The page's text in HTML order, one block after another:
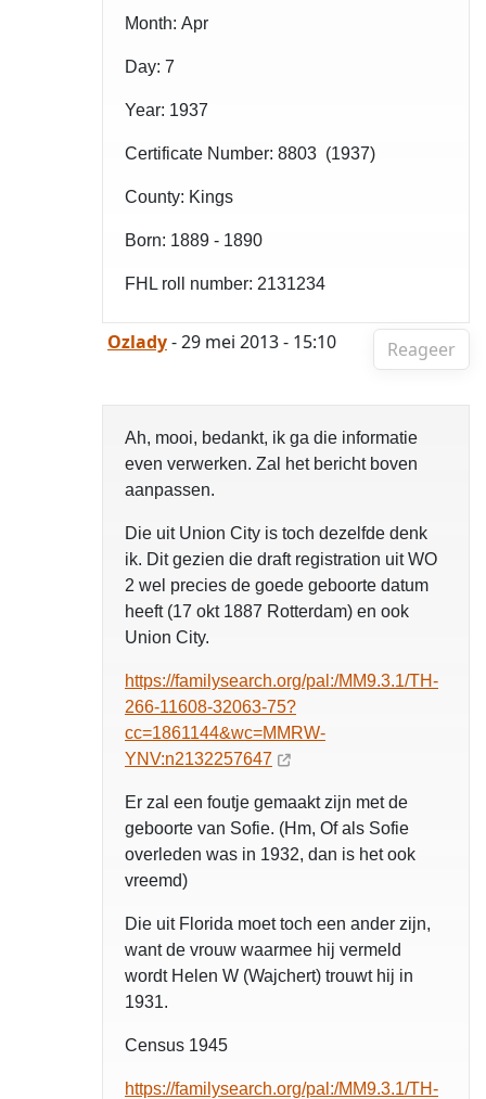
Month: Apr
Day: 7
Year: 1937
Certificate Number: 8803 (1937)
County: Kings
Born: 1889 - 1890
FHL roll number: 2131234
Reageer
Ozlady- 29 mei 2013 - 15:10
Ah, mooi, bedankt, ik ga die informatie
even verwerken. Zal het bericht boven
aanpassen.
Die uit Union City is toch dezelfde denk
ik. Dit gezien die draft registration uit WO
2 wel precies de goede geboorte datum
heeft (17 okt 1887 Rotterdam) en ook
Union City.
https://familysearch.org/pal:/MM9.3.1/TH-
266-11608-32063-75?
cc=1861144&wc=MMRW-
YNV:n2132257647
Er zal een foutje gemaakt zijn met de
geboorte van Sofie. (Hm, Of als Sofie
overleden was in 1932, dan is het ook
vreemd)
Die uit Florida moet toch een ander zijn,
want de vrouw waarmee hij vermeld
wordt Helen W (Wajchert) trouwt hij in
1931.
Census 1945
https://familysearch.org/pal:/MM9.3.1/TH-